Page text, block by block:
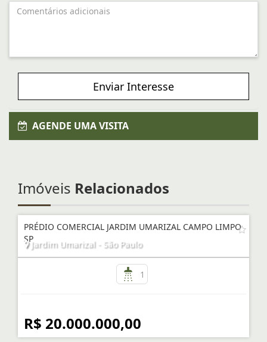
Enviar Interesse
AGENDE UMA VISITA
Imóveis Relacionados
PRÉDIO COMERCIAL JARDIM UMARIZAL CAMPO LIMPO
SPJardim Umarizal - São Paulo
1
R$ 20.000.000,00